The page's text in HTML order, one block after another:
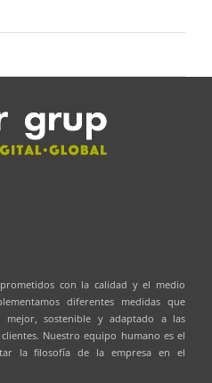
con la calidad y el medio
diferentes medidas que
sostenible y adaptado a las
Nuestro equipo humano es el
la filosofía de la empresa en el